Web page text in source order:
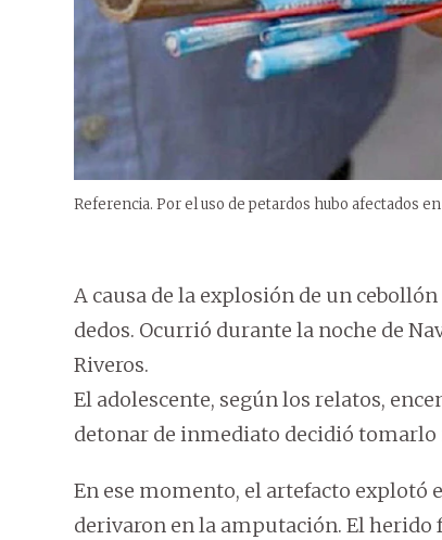
Referencia. Por el uso de petardos hubo afectados en
A causa de la explosión de un
dedos. Ocurrió durante la noche de
Riveros.
El adolescente, según los relatos,
detonar de inmediato decidió
En ese momento, el artefacto explotó
derivaron en la amputación. El herido